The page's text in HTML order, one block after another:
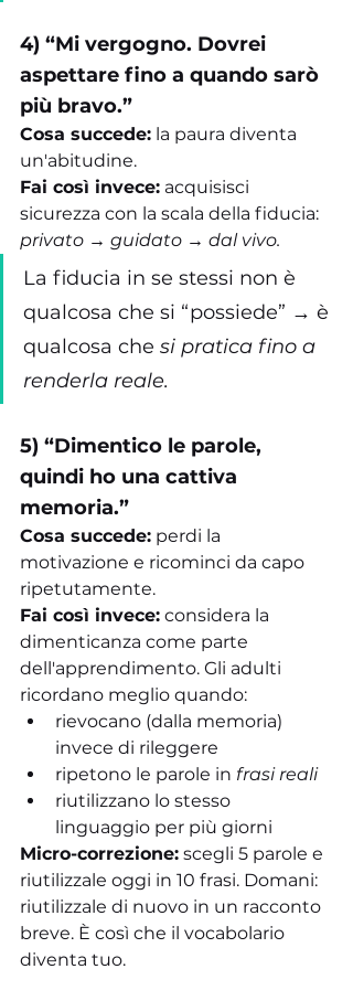
4) “Mi vergogno. Dovrei
aspettare fino a quando sarò
più bravo.”
Cosa succede: la paura diventa
un'abitudine.
Fai così invece: acquisisci
sicurezza con la scala della fiducia:
privato → guidato → dal vivo.
La fiducia in se stessi non è
qualcosa che si “possiede” → è
qualcosa che si pratica fino a
renderla reale.
5) “Dimentico le parole,
quindi ho una cattiva
memoria.”
Cosa succede: perdi la
motivazione e ricominci da capo
ripetutamente.
Fai così invece: considera la
dimenticanza come parte
dell'apprendimento. Gli adulti
ricordano meglio quando:
rievocano (dalla memoria)
invece di rileggere
ripetono le parole in frasi reali
riutilizzano lo stesso
linguaggio per più giorni
Micro-correzione: scegli 5 parole e
riutilizzale oggi in 10 frasi. Domani:
riutilizzale di nuovo in un racconto
breve. È così che il vocabolario
diventa tuo.